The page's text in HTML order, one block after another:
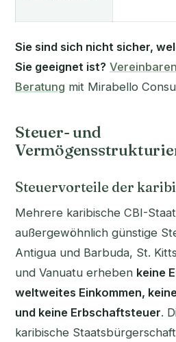
Sie sind sich nicht sicher,
Sie geeignet ist?
Beratung mit Mirabello
Steuer- und
Steuervorteile der
Mehrere karibische CBI-
außergewöhnlich günstige
Antigua und Barbuda, St.
und Vanuatu erheben keine
weltweites Einkommen,
und keine Erbschaftsteuer.
karibische